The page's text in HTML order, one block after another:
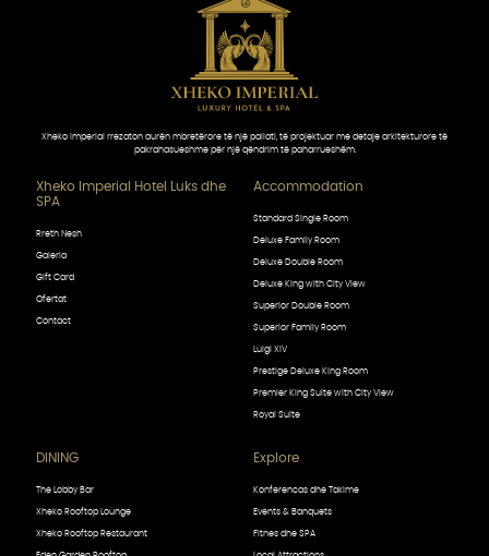
Xheko Imperial rrezaton aurën mbretërore të një pallati, të projektuar me detaje arkitekturore të
pakrahasueshme për një qëndrim të paharrueshëm.
Xheko Imperial Hotel Luks dhe
SPA
Rreth Nesh
Galeria
Gift Card
Ofertat
Contact
Accommodation
Standard Single Room
Deluxe Family Room
Deluxe Double Room
Deluxe King with City View
Superior Double Room
Superior Family Room
Luigi XIV
Prestige Deluxe King Room
Premier King Suite with City View
Royal Suite
DINING
The Lobby Bar
Xheko Rooftop Lounge
Xheko Rooftop Restaurant
Explore
Konferencas dhe Takime
Events & Banquets
Fitnes dhe SPA